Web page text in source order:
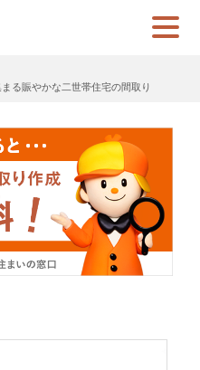
る賑やかな二世帯住宅の間取り